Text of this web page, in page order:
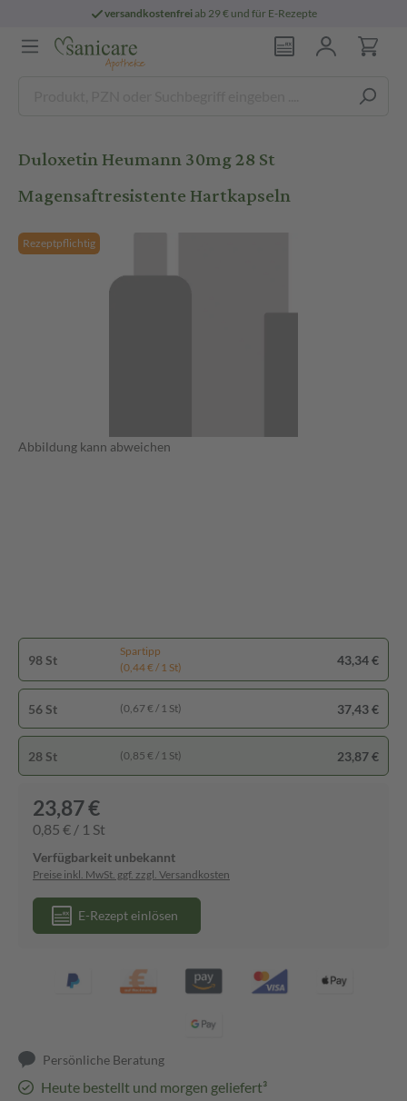
versandkostenfreiab 29 € und für E-Rezepte
Duloxetin Heumann 30mg 28 St
Magensaftresistente Hartkapseln
Rezeptpflichtig
Abbildung kann abweichen
98 St
Spartipp
(0,44 € / 1 St)
43,34 €
56 St (0,67 € / 1 St) 37,43 €
28 St (0,85 € / 1 St) 23,87 €
23,87 €
0,85 € / 1 St
Verfügbarkeit unbekannt
Preise inkl. MwSt. ggf. zzgl. Versandkosten
E-Rezept einlösen
Persönliche Beratung
Heute bestellt und morgen geliefert³